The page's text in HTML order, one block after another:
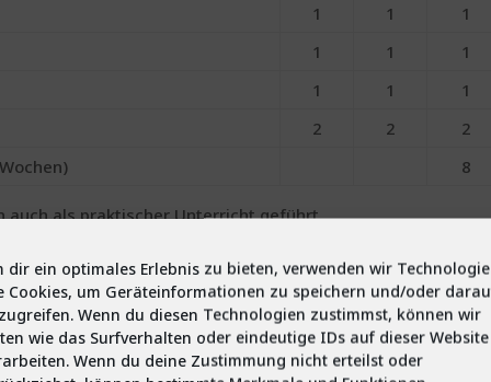
dir ein optimales Erlebnis zu bieten, verwenden wir
Cookies, um Geräteinformationen zu speichern und/oder
Wenn du diesen Technologien zustimmst, können wir
wie das Surfverhalten oder eindeutige IDs auf dieser Website
Wenn du deine Zustimmung nicht erteilst oder
1
1
1
1
1
1
1
1
1
2
2
2
8
auch als praktischer Unterricht geführt.